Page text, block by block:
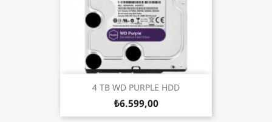
4 TB WD PURPLE HDD
₺6.599,00